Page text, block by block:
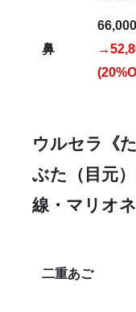
鼻
ウルセラ 《
ぶた（目元
線・マリオ
二重あご